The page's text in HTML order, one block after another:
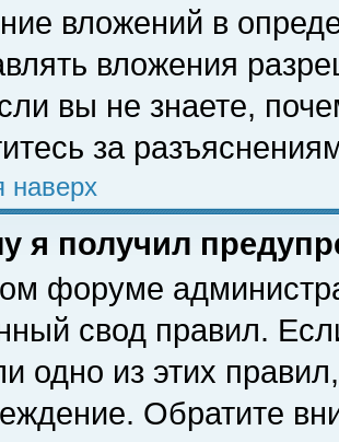
вложений в
вложения
вы не знаете,
за
наверх
я получил
форуме
свод правил.
одно из этих
Обратите